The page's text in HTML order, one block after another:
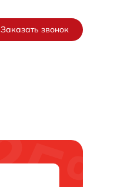
Заказать звонок